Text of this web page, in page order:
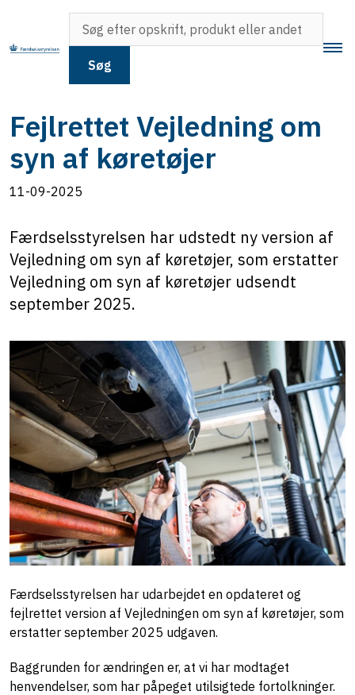
Søg
Fejlrettet Vejledning om
syn af køretøjer
11-09-2025
Færdselsstyrelsen har udstedt ny version af
Vejledning om syn af køretøjer, som erstatter
Vejledning om syn af køretøjer udsendt
september 2025.
Færdselsstyrelsen har udarbejdet en opdateret og
fejlrettet version af Vejledningen om syn af køretøjer, som
erstatter september 2025 udgaven.
Baggrunden for ændringen er, at vi har modtaget
henvendelser, som har påpeget utilsigtede fortolkninger.